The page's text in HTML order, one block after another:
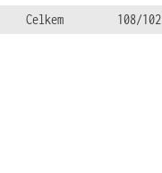
Celkem
108/102